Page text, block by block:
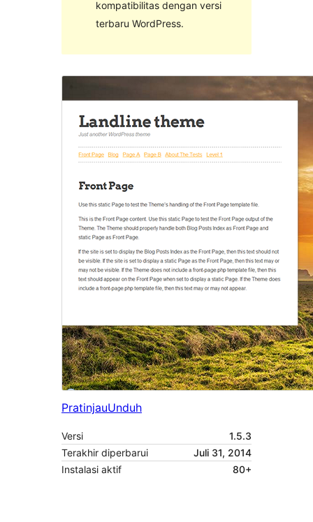
kompatibilitas dengan versi
terbaru WordPress.
PratinjauUnduh
Versi
1.5.3
Terakhir diperbarui
Juli 31, 2014
Instalasi aktif
80+